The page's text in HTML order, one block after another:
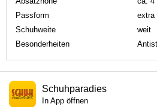
Passform
extra
Schuhweite
weit
Besonderheiten
Schuhparadies
In App öffnen